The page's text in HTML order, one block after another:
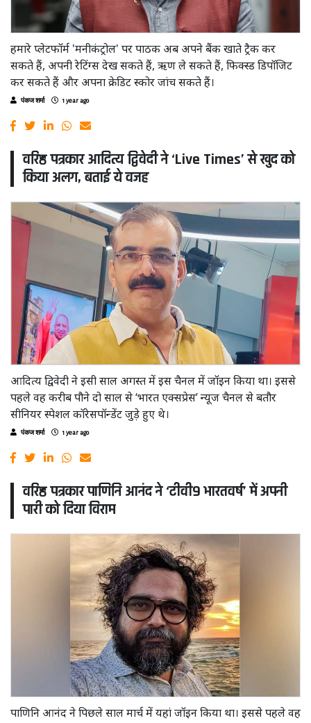
हमारे प्लेटफॉर्म 'मनीकंट्रोल' पर पाठक अब अपने बैंक खाते ट्रैक कर
सकते हैं, अपनी रेटिंग्स देख सकते हैं, ऋण ले सकते हैं, फिक्स्ड डिपॉजिट
कर सकते हैं और अपना क्रेडिट स्कोर जांच सकते हैं।
पंकज शर्मा 1 year ago
वरिष्ठ पत्रकार आदित्य द्विवेदी ने ‘Live Times’ से खुद को
किया अलग, बताई ये वजह
आदित्य द्विवेदी ने इसी साल अगस्त में इस चैनल में जॉइन किया था। इससे
पहले वह करीब पौने दो साल से ‘भारत एक्सप्रेस’ न्यूज चैनल से बतौर
सीनियर स्पेशल कॉरेसपॉन्डेंट जुड़े हुए थे।
पंकज शर्मा 1 year ago
वरिष्ठ पत्रकार पाणिनि आनंद ने ‘टीवी9 भारतवर्ष’ में अपनी
पारी को दिया विराम
पाणिनि आनंद ने पिछले साल मार्च में यहां जॉइन किया था। इससे पहले वह